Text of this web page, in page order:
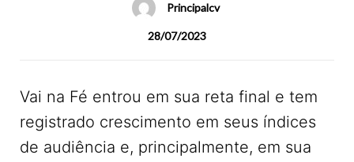
Principalcv
28/07/2023
Vai na Fé entrou em sua reta final e tem
registrado crescimento em seus índices
de audiência e, principalmente, em sua